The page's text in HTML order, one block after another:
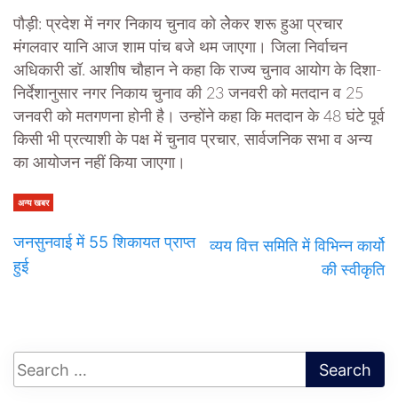
पौड़ी: प्रदेश में नगर निकाय चुनाव को लेेकर शरू हुआ प्रचार
मंगलवार यानि आज शाम पांच बजे थम जाएगा। जिला निर्वाचन
अधिकारी डॉ. आशीष चौहान ने कहा कि राज्य चुनाव आयोग के दिशा-
निर्देशानुसार नगर निकाय चुनाव की 23 जनवरी को मतदान व 25
जनवरी को मतगणना होनी है। उन्होंने कहा कि मतदान के 48 घंटे पूर्व
किसी भी प्रत्याशी के पक्ष में चुनाव प्रचार, सार्वजनिक सभा व अन्य
का आयोजन नहीं किया जाएगा।
अन्य खबर
जनसुनवाई में 55 शिकायत प्राप्त
हुई
व्यय वित्त समिति में विभिन्न कार्यो
की स्वीकृति